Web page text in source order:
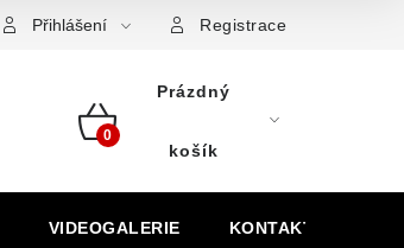
Výkup minerálů a drahých kamenů
Přihlášení Registrace
Nákupní
Prázdný
košík
VIDEOGALERIE KONTAKT